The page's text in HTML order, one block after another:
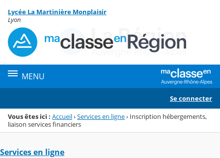
Menu de la rubrique
Contenu
Lycée La Martinière Monplaisir
Lyon
MENU
Se connecter
Vous êtes ici : Accueil›Services en ligne› Inscription hébergements,
liaison services financiers
Services en ligne